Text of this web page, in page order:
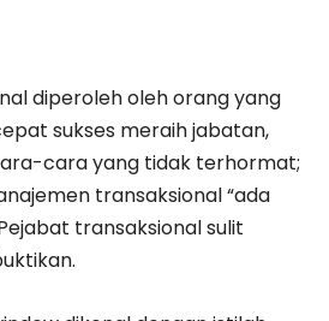
diperoleh oleh orang yang
sukses meraih jabatan,
cara yang tidak terhormat;
transaksional “ada
transaksional sulit